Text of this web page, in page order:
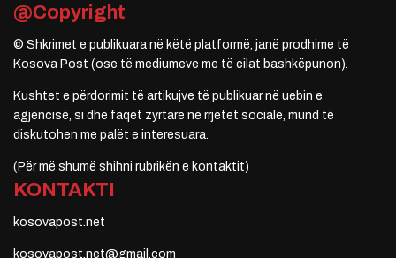
@Copyright
© Shkrimet e publikuara në këtë platformë, janë prodhime të
Kosova Post (ose të mediumeve me të cilat bashkëpunon).
Kushtet e përdorimit të artikujve të publikuar në uebin e
agjencisë, si dhe faqet zyrtare në rrjetet sociale, mund të
diskutohen me palët e interesuara.
(Për më shumë shihni rubrikën e kontaktit)
KONTAKTI
kosovapost.net
kosovapost.net@gmail.com